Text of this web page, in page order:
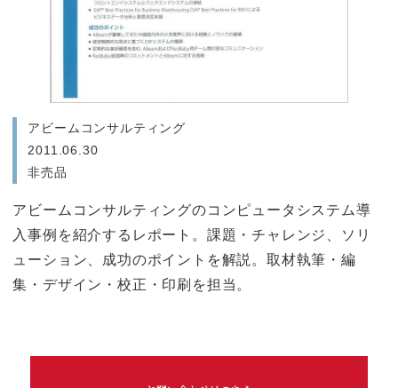
アビームコンサルティング
2011.06.30
非売品
アビームコンサルティングのコンピュータシステム導
入事例を紹介するレポート。課題・チャレンジ、ソリ
ューション、成功のポイントを解説。取材執筆・編
集・デザイン・校正・印刷を担当。